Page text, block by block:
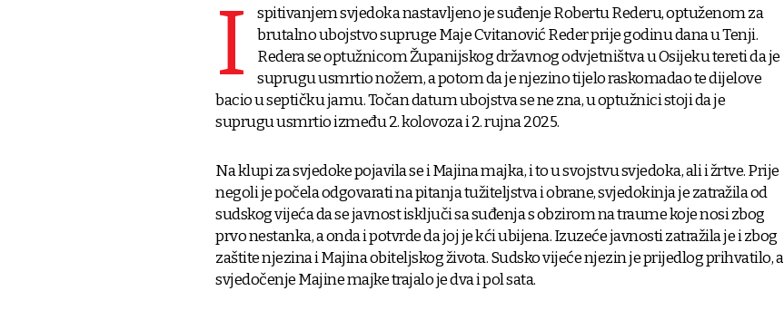
I
spitivanjem svjedoka nastavljeno je suđenje Robertu Rederu, optuženom za
brutalno ubojstvo supruge Maje Cvitanović Reder prije godinu dana u Tenji.
Redera se optužnicom Županijskog državnog odvjetništva u Osijeku tereti da je
suprugu usmrtio nožem, a potom da je njezino tijelo raskomadao te dijelove
bacio u septičku jamu. Točan datum ubojstva se ne zna, u optužnici stoji da je
suprugu usmrtio između 2. kolovoza i 2. rujna 2025.
Na klupi za svjedoke pojavila se i Majina majka, i to u svojstvu svjedoka, ali i žrtve. Prije
negoli je počela odgovarati na pitanja tužiteljstva i obrane, svjedokinja je zatražila od
sudskog vijeća da se javnost isključi sa suđenja s obzirom na traume koje nosi zbog
prvo nestanka, a onda i potvrde da joj je kći ubijena. Izuzeće javnosti zatražila je i zbog
zaštite njezina i Majina obiteljskog života. Sudsko vijeće njezin je prijedlog prihvatilo, a
svjedočenje Majine majke trajalo je dva i pol sata.